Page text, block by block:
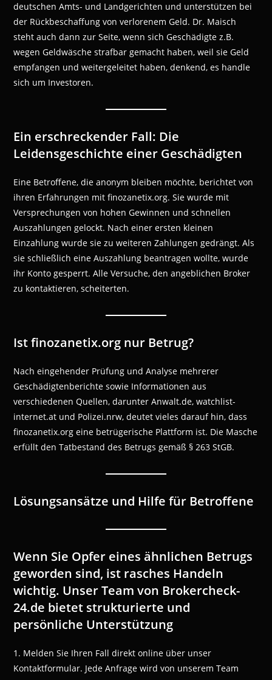
deutschen Amts- und Landgerichten und unterstützen bei
der Rückbeschaffung von verlorenem Geld. Dr. Maisch
steht auch dann zur Seite, wenn sich Geschädigte z.B.
wegen Geldwäsche strafbar gemacht haben, weil sie Geld
empfangen und weitergeleitet haben, denkend, es handle
sich um Investoren.
Ein erschreckender Fall: Die
Leidensgeschichte einer Geschädigten
Eine Betroffene, die anonym bleiben möchte, berichtet von
ihren Erfahrungen mit finozanetix.org. Sie wurde mit
Versprechungen von hohen Gewinnen und schnellen
Auszahlungen gelockt. Nach einer ersten kleinen
Einzahlung wurde sie zu weiteren Zahlungen gedrängt. Als
sie schließlich eine Auszahlung beantragen wollte, wurde
ihr Konto gesperrt. Alle Versuche, den angeblichen Broker
zu kontaktieren, scheiterten.
Ist finozanetix.org nur Betrug?
Nach eingehender Prüfung und Analyse mehrerer
Geschädigtenberichte sowie Informationen aus
verschiedenen Quellen, darunter Anwalt.de, watchlist-
internet.at und Polizei.nrw, deutet vieles darauf hin, dass
finozanetix.org eine betrügerische Plattform ist. Die Masche
erfüllt den Tatbestand des Betrugs gemäß § 263 StGB.
Lösungsansätze und Hilfe für Betroffene
Wenn Sie Opfer eines ähnlichen Betrugs
geworden sind, ist rasches Handeln
wichtig. Unser Team von Brokercheck-
24.de bietet strukturierte und
persönliche Unterstützung
1. Melden Sie Ihren Fall direkt online über unser
Kontaktformular. Jede Anfrage wird von unserem Team